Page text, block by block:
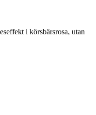
i körsbärsrosa, utan